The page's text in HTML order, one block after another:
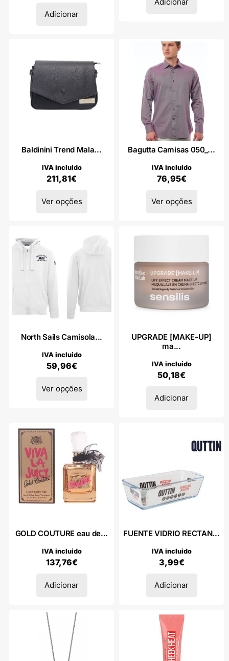
Adicionar
Baldinini Trend Mala...
211,81€
IVA incluido
Ver opções
Bagutta Camisas 050_...
76,95€
IVA incluido
Ver opções
North Sails Camisola...
59,96€
IVA incluido
Ver opções
UPGRADE [MAKE-UP]
ma...
50,18€
IVA incluido
Adicionar
GOLD COUTURE eau de...
137,76€
IVA incluido
Adicionar
FUENTE VIDRIO RECTAN...
3,99€
IVA incluido
Adicionar